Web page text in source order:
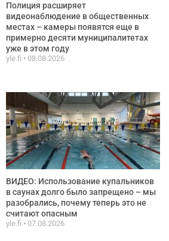
Полиция расширяет
видеонаблюдение в общественных
местах – камеры появятся еще в
примерно десяти муниципалитетах
уже в этом году
yle.fi 08.08.2026
ВИДЕО: Использование купальников
в саунах долго было запрещено – мы
разобрались, почему теперь это не
считают опасным
yle.fi 07.08.2026